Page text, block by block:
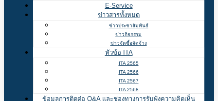
E-Service
ข่าวสารทั้งหมด
ข่าวประชาสัมพันธ์
ข่าวกิจกรรม
ข่าวจัดซื้อจัดจ้าง
หัวข้อ ITA
ITA 2565
ITA 2566
ITA 2567
ITA 2568
ข้อมูลการติดต่อ Q&A และช่องทางการรับฟังความคิดเห็น